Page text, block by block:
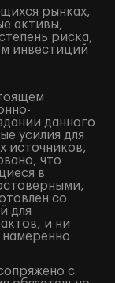
рынках,
активы,
риска,
инвестиций
данного
усилия для
источников,
что
в
со
для
и ни
с